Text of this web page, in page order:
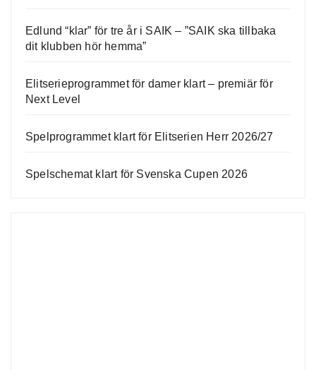
Edlund “klar” för tre år i SAIK – ”SAIK ska tillbaka
dit klubben hör hemma”
Elitserieprogrammet för damer klart – premiär för
Next Level
Spelprogrammet klart för Elitserien Herr 2026/27
Spelschemat klart för Svenska Cupen 2026